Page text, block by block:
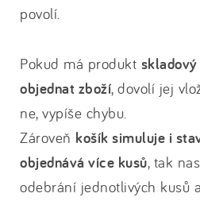
povolí.
Pokud má produkt
objednat zboží, dovolí jej
ne, vypíše chybu.
Zároveň košík simuluje i
objednává více kusů, tak
odebrání jednotlivých kusů